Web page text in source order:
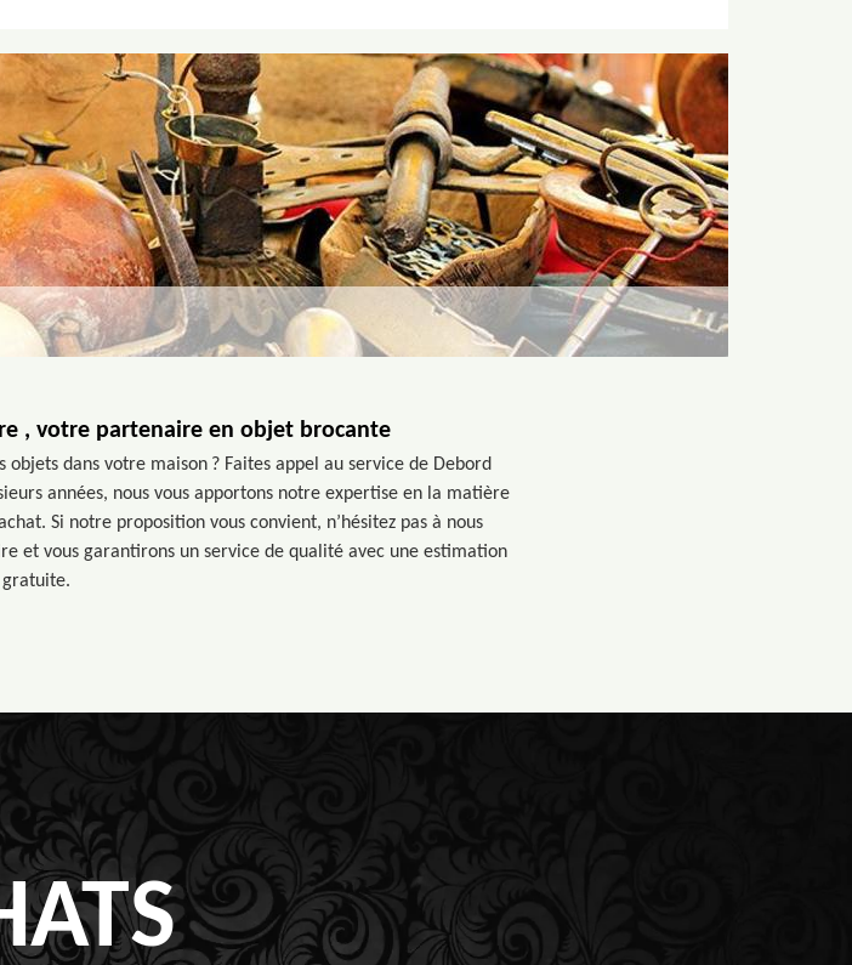
, votre partenaire en objet brocante
dans votre maison ? Faites appel au service de Debord
années, nous vous apportons notre expertise en la matière
Si notre proposition vous convient, n’hésitez pas à nous
et vous garantirons un service de qualité avec une estimation
gratuite.